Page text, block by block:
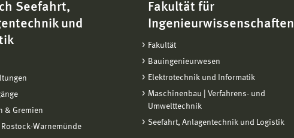
Seefahrt,
und
& Gremien
Warnemünde
Fakultät für
Ingenieurwissenschaften
Fakultät
Bauingenieurwesen
Elektrotechnik und Informatik
Maschinenbau | Verfahrens- und
Umwelttechnik
Seefahrt, Anlagentechnik und Logistik